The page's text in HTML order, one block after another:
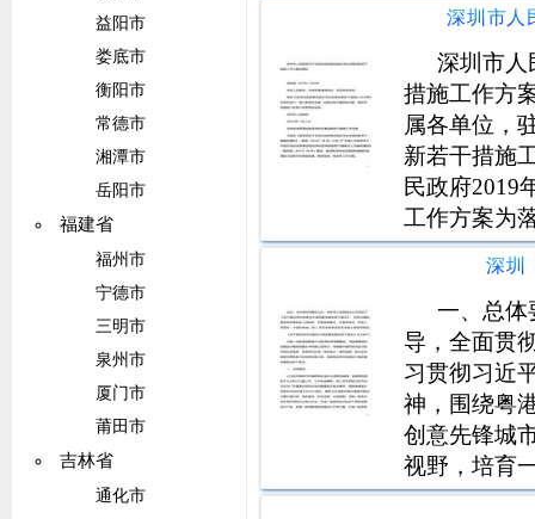
益阳市
娄底市
衡阳市
常德市
湘潭市
岳阳市
福建省
福州市
宁德市
三明市
泉州市
厦门市
莆田市
吉林省
通化市
深圳市人
措施工作方
属各单位，
新若干措施
民政府2019
工作方案为
若干措施的
印发支持自
知》（粤府
深圳
一、总体
导，全面贯
习贯彻习近
神，围绕粤
创意先锋城
视野，培育
自主知识产